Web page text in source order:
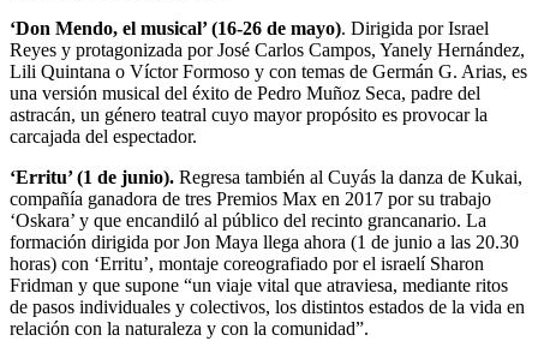
‘Don Mendo, el musical’ (16-26 de mayo). Dirigida por Israel
Reyes y protagonizada por José Carlos Campos, Yanely Hernández,
Lili Quintana o Víctor Formoso y con temas de Germán G. Arias, es
una versión musical del éxito de Pedro Muñoz Seca, padre del
astracán, un género teatral cuyo mayor propósito es provocar la
carcajada del espectador.
‘Erritu’ (1 de junio). Regresa también al Cuyás la danza de Kukai,
compañía ganadora de tres Premios Max en 2017 por su trabajo
‘Oskara’ y que encandiló al público del recinto grancanario. La
formación dirigida por Jon Maya llega ahora (1 de junio a las 20.30
horas) con ‘Erritu’, montaje coreografiado por el israelí Sharon
Fridman y que supone “un viaje vital que atraviesa, mediante ritos
de pasos individuales y colectivos, los distintos estados de la vida en
relación con la naturaleza y con la comunidad”.